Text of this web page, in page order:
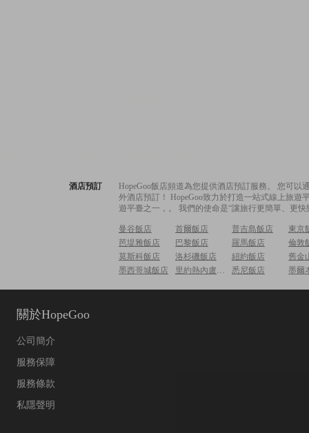
酒店預訂
HopeGoo飯店頻道為您提供酒店預訂服務。 您可
外酒店預訂！ HopeGoo致力於打造一站式線上旅
遊平臺之一，。 我們的使命是“讓旅行更簡單、更
曼谷飯店 首爾飯店 普吉島飯店
東京
芭堤雅飯店
巴黎飯店 羅馬飯店
倫敦
莫斯科飯店
洛杉磯飯店 紐約飯店
舊金
墨西哥城飯店
里約熱內盧飯店 悉尼飯店 墨爾
關於HopeGoo
公司簡介
服務保障
服務條款
私隱聲明